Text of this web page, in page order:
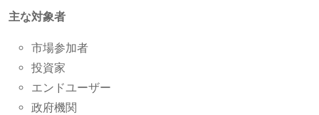
主な対象者
市場参加者
投資家
エンドユーザー
政府機関